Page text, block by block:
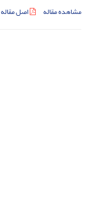
مشاهده مقاله اصل مقاله